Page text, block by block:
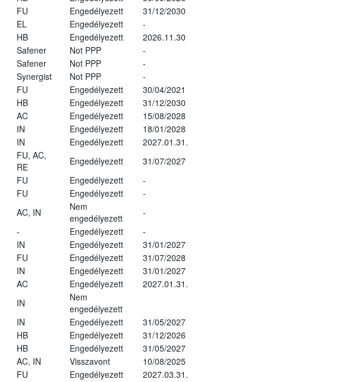
FU Engedélyezett
31/12/2030
EL Engedélyezett
-
HB Engedélyezett
2026.11.30
Safener Not PPP
-
Safener Not PPP
-
Synergist Not PPP
-
FU Engedélyezett
30/04/2021
HB Engedélyezett
31/12/2030
AC Engedélyezett
15/08/2028
IN Engedélyezett
18/01/2028
IN Engedélyezett
2027.01.31.
FU, AC,
RE
Engedélyezett
31/07/2027
FU Engedélyezett
-
FU Engedélyezett
-
AC, IN
Nem
engedélyezett
-
- Engedélyezett
-
IN Engedélyezett
31/01/2027
FU Engedélyezett
31/07/2028
IN Engedélyezett
31/01/2027
AC Engedélyezett
2027.01.31.
IN
Nem
engedélyezett
IN Engedélyezett
31/05/2027
HB Engedélyezett
31/12/2026
HB Engedélyezett
31/05/2027
AC, IN Visszavont
10/08/2025
FU Engedélyezett
2027.03.31.